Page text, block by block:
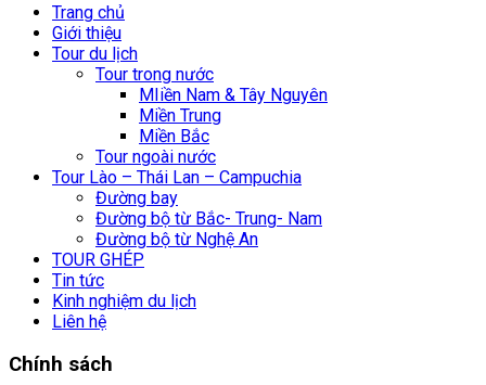
Trang chủ
Giới thiệu
Tour du lịch
Tour trong nước
MIiền Nam & Tây Nguyên
Miền Trung
Miền Bắc
Tour ngoài nước
Tour Lào – Thái Lan – Campuchia
Đường bay
Đường bộ từ Bắc- Trung- Nam
Đường bộ từ Nghệ An
TOUR GHÉP
Tin tức
Kinh nghiệm du lịch
Liên hệ
Chính sách